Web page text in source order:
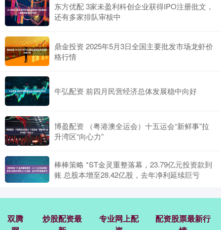
东方优配 3家未盈利科创企业获得IPO注册批文，
还有多家排队审核中
鼎金投资 2025年5月3日全国主要批发市场龙虾价
格行情
牛弘配资 前四月民营经济总体发展稳中向好
博盈配资 （粤港澳全运会）十五运会“新鲜事”拉
升湾区“向心力”
棒棒策略 *ST金灵重整落幕，23.79亿元投资款到
账 总股本增至28.42亿股，去年净利延续巨亏
双腾
炒股配资最
专业网上配
配资股票最新行